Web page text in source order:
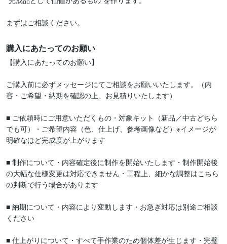
まずはご相談ください。
購入にあたってのお願い
【購入にあたってのお願い】
ご購入前に必ずメッセージにてご相談をお願いいたします。（内
容・ご希望・納期を確認の上、お見積りいたします）
■ ご依頼時にご用意いただくもの・対象キット（新品／中古どちら
でも可）・ご希望内容（色、仕上げ、参考画像など）※イメージが
明確なほど完成度が上がります
■ 制作について・内容確定後に制作を開始いたします・制作開始後
の大幅な仕様変更は対応できません・工程上、細かな調整はこちら
の判断で行う場合があります
■ 納期について・内容により変動します・お急ぎ対応は別途ご相談
ください
■ 仕上がりについて・すべて手作業のため個体差が生じます・完璧